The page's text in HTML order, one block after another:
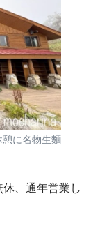
に名物生麵
、通年営業し